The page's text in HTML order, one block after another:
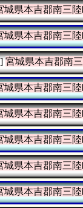
城県本吉郡南三
城県本吉郡南三
宮城県本吉郡南
城県本吉郡南三
城県本吉郡南三
城県本吉郡南三
城県本吉郡南三
城県本吉郡南三